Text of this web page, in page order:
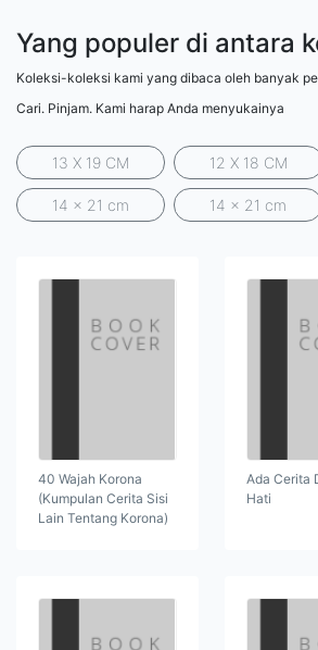
Yang populer di antara
Koleksi-koleksi kami yang dibaca oleh banyak
Cari. Pinjam. Kami harap Anda menyukainya
13 X 19 CM 12 X 18 CM
14 x 21 cm 14 x 21 cm
40 Wajah Korona
(Kumpulan Cerita Sisi
Lain Tentang Korona)
Ada Cerita
Hati